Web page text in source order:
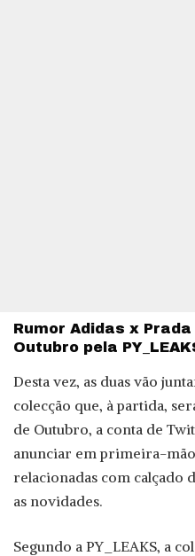
Rumor Adidas x
Outubro pela
Desta vez, as duas vão
colecção que, à partida,
de Outubro, a conta de
anunciar em primeira-
relacionadas com calçado
as novidades.
Segundo a PY_LEAKS, a